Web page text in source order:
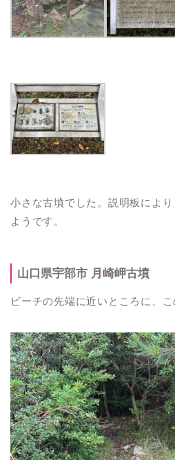
小さな古墳でした。説明板によ
ようです。
山口県宇部市 月崎岬古墳
ビーチの先端に近いところに、こ